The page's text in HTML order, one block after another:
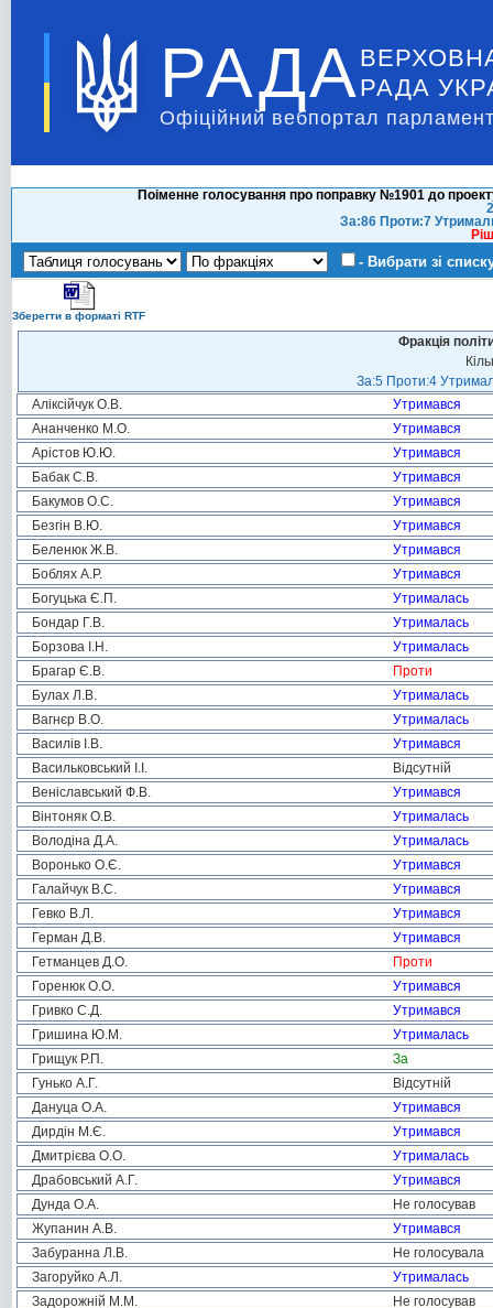
РАДА РАДА
Офіційний вебпортал
Поіменне голосування про поправку №1901 до
За:86 Проти:7
- Вибрати зі
Зберегти в форматі RTF
Фракція
За:5 Проти:4
Аліксійчук О.В.
Утримався
Ананченко М.О.
Утримався
Арістов Ю.Ю.
Утримався
Бабак С.В.
Утримався
Бакумов О.С.
Утримався
Безгін В.Ю.
Утримався
Беленюк Ж.В.
Утримався
Боблях А.Р.
Утримався
Богуцька Є.П.
Утрималась
Бондар Г.В.
Утрималась
Борзова І.Н.
Утрималась
Брагар Є.В.
Проти
Булах Л.В.
Утрималась
Вагнєр В.О.
Утрималась
Василів І.В.
Утримався
Васильковський І.І.
Відсутній
Веніславський Ф.В.
Утримався
Вінтоняк О.В.
Утрималась
Володіна Д.А.
Утрималась
Воронько О.Є.
Утримався
Галайчук В.С.
Утримався
Гевко В.Л.
Утримався
Герман Д.В.
Утримався
Гетманцев Д.О.
Проти
Горенюк О.О.
Утримався
Гривко С.Д.
Утримався
Гришина Ю.М.
Утрималась
Грищук Р.П.
За
Гунько А.Г.
Відсутній
Дануца О.А.
Утримався
Дирдін М.Є.
Утримався
Дмитрієва О.О.
Утрималась
Драбовський А.Г.
Утримався
Дунда О.А.
Не голосував
Жупанин А.В.
Утримався
Забуранна Л.В.
Не голосувала
Загоруйко А.Л.
Утрималась
Задорожній М.М.
Не голосував